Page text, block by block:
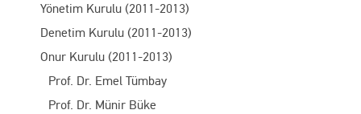
Yönetim Kurulu (2011-2013)
Denetim Kurulu (2011-2013)
Onur Kurulu (2011-2013)
Prof. Dr. Emel Tümbay
Prof. Dr. Münir Büke